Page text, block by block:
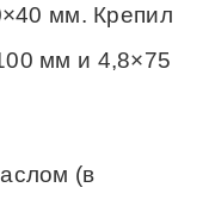
мм. Крепил
мм и 4,8×75
(в